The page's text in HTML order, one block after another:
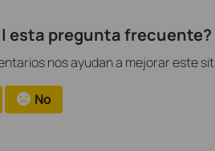
esta pregunta frecuente?
nos ayudan a mejorar este
No